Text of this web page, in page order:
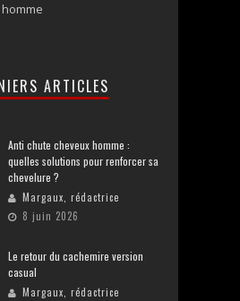
ARTICLES
Anti chute cheveux homme :
quelles solutions pour renforcer sa
chevelure ?
Margaux, rédactrice
8 juin 2026
Le retour du cachemire version
casual
Margaux, rédactrice